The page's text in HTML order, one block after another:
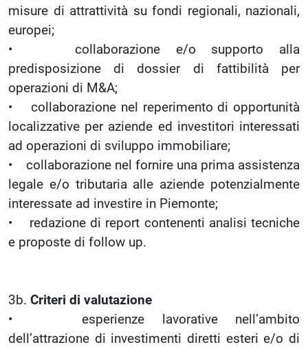
misure di attrattività su fondi regionali, nazionali,
europei;
• collaborazione e/o supporto alla
predisposizione di dossier di fattibilità per
operazioni di M&A;
• collaborazione nel reperimento di opportunità
localizzative per aziende ed investitori interessati
ad operazioni di sviluppo immobiliare;
• collaborazione nel fornire una prima assistenza
legale e/o tributaria alle aziende potenzialmente
interessate ad investire in Piemonte;
• redazione di report contenenti analisi tecniche
e proposte di follow up.
3b. Criteri di valutazione
• esperienze lavorative nell’ambito
dell’attrazione di investimenti diretti esteri e/o di